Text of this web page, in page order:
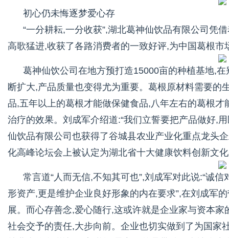
初心仍未悔逐梦爱心存
“一分耕耘,一分收获”,湖北葛神仙饮品有限公司凭
高歌猛进,收获了各路消费者的一致好评,为中国葛根市
葛神仙饮公司在地方预打造15000亩的种植基地,
断扩大,产品质量也变得尤为重要。葛根原材料需要的
品,五年以上的葛根才能做保健食品,八年左右的葛根
治疗的效果。刘成军介绍道:“我们立誓要把产品做好,
仙饮品有限公司也获得了谷城县农业产业化重点龙头
化高峰论坛会上被认定为湖北省十大健康饮料创新文
常言道“人而无信,不知其可也”,刘成军对此说:“诚
形资产,更是维护企业良好形象的内在要求”,在刘成军
展。而心存善念,爱心随行,这或许就是企业家与资本
社会交予的责任,大步向前。企业也切实做到了为国家